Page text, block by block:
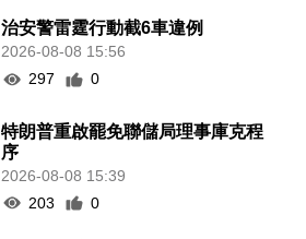
治安警雷霆行動截6車違例
2026-08-08 15:56
297
0
特朗普重啟罷免聯儲局理事庫克程
序
2026-08-08 15:39
203
0